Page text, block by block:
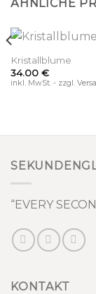
ÄHNLICHE
Kristallblume
34.00 €
inkl. MwSt. - zzgl.
“EVERY
KONTAKT